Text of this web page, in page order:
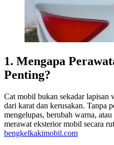
1. Mengapa
Penting?
Cat mobil bukan sekadar lapisan
dari karat dan kerusakan. Tanpa
mengelupas, berubah warna,
merawat eksterior mobil secara
bengkelkakimobil.com